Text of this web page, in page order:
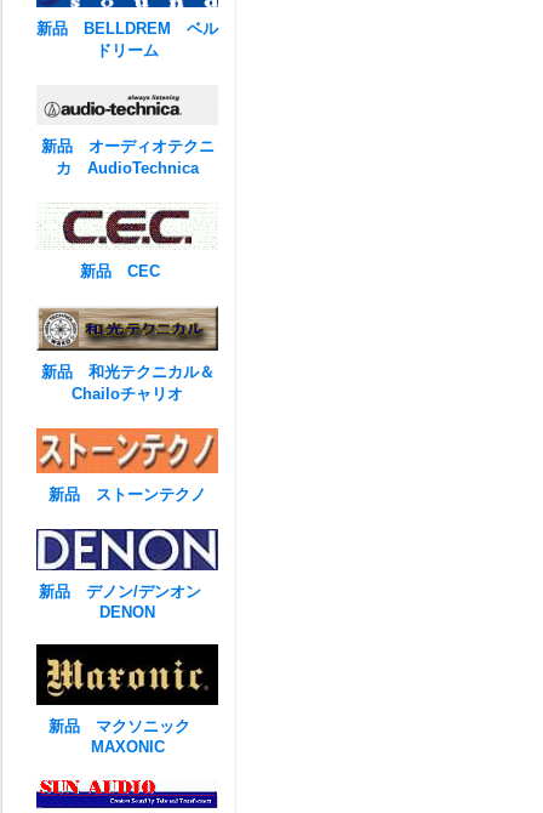
新品 BELLDREM ベル
ドリーム
新品 オーディオテクニ
カ AudioTechnica
新品 CEC
新品 和光テクニカル＆
Chailoチャリオ
新品 ストーンテクノ
新品 デノン/デンオン
DENON
新品 マクソニック
MAXONIC